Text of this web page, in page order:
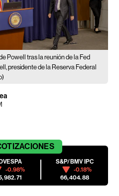
Powell tras la reunión de la Fed
presidente de la Reserva Federal
-0.98%
S&P/BMV IPC
-0.18%
66,404.88